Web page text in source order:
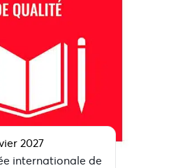
2027
internationale de